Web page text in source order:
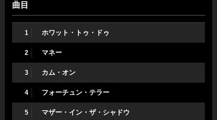
曲目
1 ホワット・トゥ・ドゥ
2 マネー
3 カム・オン
4 フォーチュン・テラー
5 マザー・イン・ザ・シャドウ